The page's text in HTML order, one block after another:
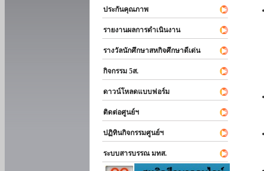
ประกันคุณภาพ
รายงานผลการดำเนินงาน
รางวัลนักศึกษาสหกิจศึกษาดีเด่น
กิจกรรม 5ส.
ดาวน์โหลดแบบฟอร์ม
ติดต่อศูนย์ฯ
ปฏิทินกิจกรรมศูนย์ฯ
ระบบสารบรรณ มทส.